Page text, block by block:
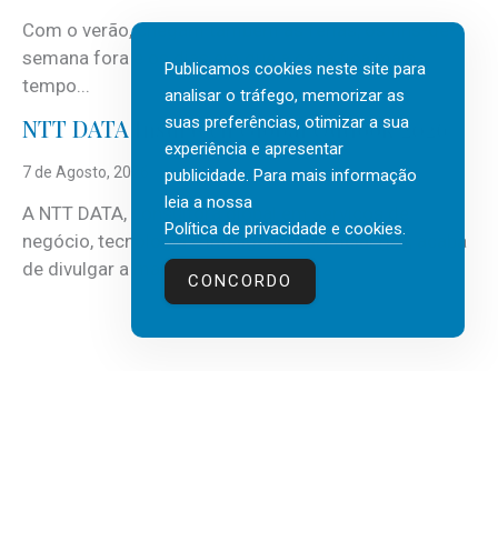
Com o verão, chegam também as férias, os fins-de-
semana fora e os dias em que a casa fica mais
tempo...
NTT DATA Insurtech Global Outlook 2026
7 de Agosto, 2026
A NTT DATA, consultora global em serviços de
negócio, tecnologia e inteligência artificial (IA), acaba
de divulgar a mais recente...
Publicamos cookies neste site para
analisar o tráfego, memorizar as
suas preferências, otimizar a sua
experiência e apresentar
publicidade. Para mais informação
leia a nossa
Política de privacidade e cookies.
CONCORDO